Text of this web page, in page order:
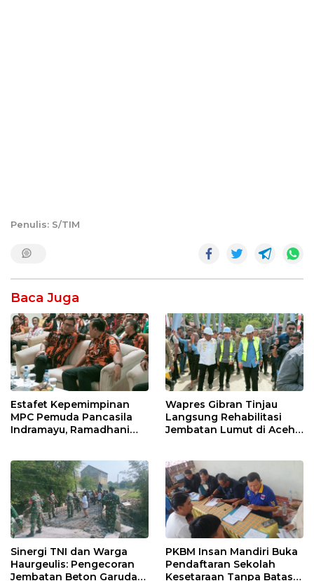
Penulis: S/TIM
Baca Juga
Estafet Kepemimpinan
MPC Pemuda Pancasila
Indramayu, Ramadhani
Muscablub
Wapres Gibran Tinjau
Langsung Rehabilitasi
Jembatan Lumut di Aceh
Sinergi TNI dan Warga
Haurgeulis: Pengecoran
Jembatan Beton Garuda
PKBM Insan Mandiri Buka
Pendaftaran Sekolah
Kesetaraan Tanpa Batas